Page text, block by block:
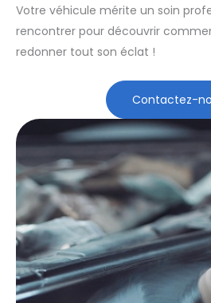
Votre véhicule mérite un soin
rencontrer pour découvrir
redonner tout son éclat !
Contactez-